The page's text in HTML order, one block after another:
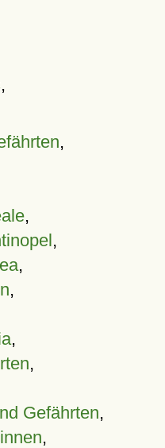
,
,
,
,
,
,
,
,
Gefährten,
,